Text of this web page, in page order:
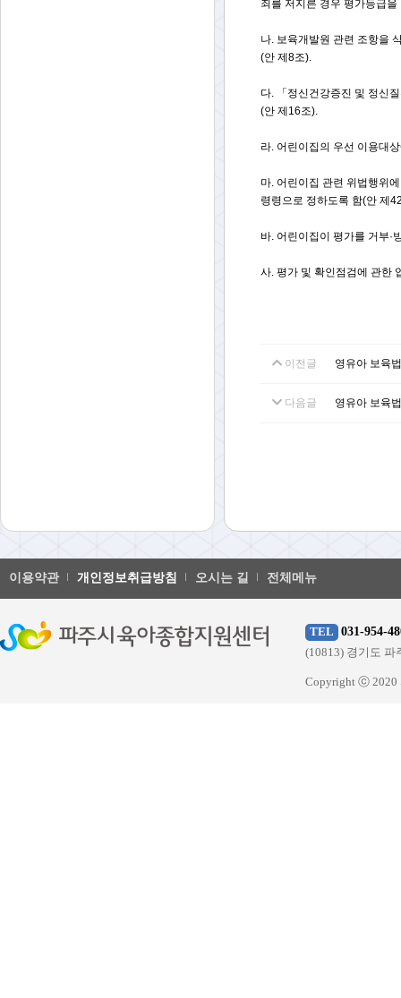
죄를 저지른 경우 평가등급
나. 보육개발원 관련 조항을
(안 제8조).
다. 「정신건강증진 및 정신
(안 제16조).
라. 어린이집의 우선 이용대
마. 어린이집 관련 위법행위
령령으로 정하도록 함(안 제
바. 어린이집이 평가를 거부·
사. 평가 및 확인점검에 관한
이전글 영유아 보육
다음글 영유아 보육
이용약관 개인정보취급방침 오시는 길 전체메뉴
TEL 031-954-
(10813) 경기도 파
Copyright ⓒ 2020